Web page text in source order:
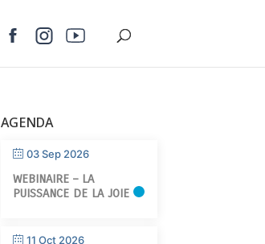
AGENDA
03 Sep 2026
WEBINAIRE – LA
PUISSANCE DE LA JOIE
11 Oct 2026